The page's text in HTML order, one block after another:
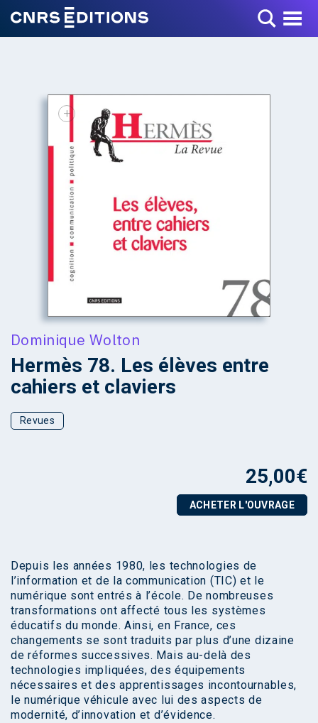
Toggle Menu
+
Dominique Wolton
Hermès 78. Les élèves entre
cahiers et claviers
Revues
25,00€
ACHETER L'OUVRAGE
Depuis les années 1980, les technologies de
l’information et de la communication (TIC) et le
numérique sont entrés à l’école. De nombreuses
transformations ont affecté tous les systèmes
éducatifs du monde. Ainsi, en France, ces
changements se sont traduits par plus d’une dizaine
de réformes successives. Mais au-delà des
technologies impliquées, des équipements
nécessaires et des apprentissages incontournables,
le numérique véhicule avec lui des aspects de
modernité, d’innovation et d’évidence.